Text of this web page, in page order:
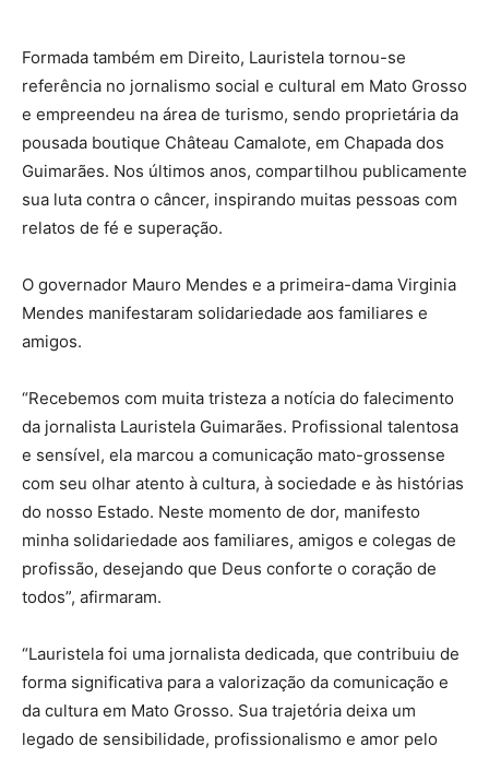
Formada também em Direito, Lauristela tornou-se
referência no jornalismo social e cultural em Mato Grosso
e empreendeu na área de turismo, sendo proprietária da
pousada boutique Château Camalote, em Chapada dos
Guimarães. Nos últimos anos, compartilhou publicamente
sua luta contra o câncer, inspirando muitas pessoas com
relatos de fé e superação.
O governador Mauro Mendes e a primeira-dama Virginia
Mendes manifestaram solidariedade aos familiares e
amigos.
“Recebemos com muita tristeza a notícia do falecimento
da jornalista Lauristela Guimarães. Profissional talentosa
e sensível, ela marcou a comunicação mato-grossense
com seu olhar atento à cultura, à sociedade e às histórias
do nosso Estado. Neste momento de dor, manifesto
minha solidariedade aos familiares, amigos e colegas de
profissão, desejando que Deus conforte o coração de
todos”, afirmaram.
“Lauristela foi uma jornalista dedicada, que contribuiu de
forma significativa para a valorização da comunicação e
da cultura em Mato Grosso. Sua trajetória deixa um
legado de sensibilidade, profissionalismo e amor pelo